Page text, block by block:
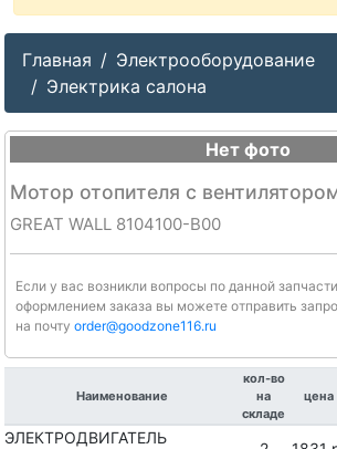
Главная
Электрооборудование
Электрика салона
Нет фото
Мотор отопителя с
GREAT WALL 8104100-B00
Если у вас возникли вопросы по данной
оформлением заказа вы можете отправить
на почту order@goodzone116.ru
Наименование
кол-во
на
складе
цена
ЭЛЕКТРОДВИГАТЕЛЬ